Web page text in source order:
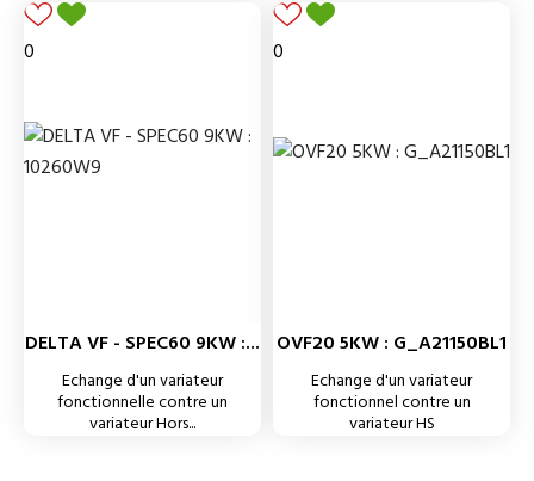
0
DELTA VF - SPEC60 9KW :...
Echange d'un variateur
fonctionnelle contre un
variateur Hors...
0
OVF20 5KW : G_A21150BL1
Echange d'un variateur
fonctionnel contre un
variateur HS